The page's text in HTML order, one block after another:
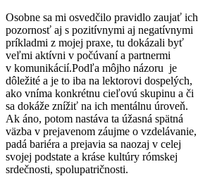
Osobne sa mi osvedčilo pravidlo zaujať ich
pozornosť aj s pozitívnymi aj negatívnymi
príkladmi z mojej praxe, tu dokázali byť
veľmi aktívni v počúvaní a partnermi
v komunikácií.Podľa môjho názoru je
dôležité a je to iba na lektorovi dospelých,
ako vníma konkrétnu cieľovú skupinu a či
sa dokáže znížiť na ich mentálnu úroveň.
Ak áno, potom nastáva ta úžasná spätná
väzba v prejavenom záujme o vzdelávanie,
padá bariéra a prejavia sa naozaj v celej
svojej podstate a kráse kultúry rómskej
srdečnosti, spolupatričnosti.